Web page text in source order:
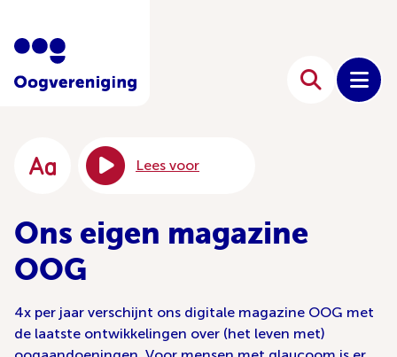
Lees voor
Ons eigen magazine
OOG
4x per jaar verschijnt ons digitale magazine OOG met
de laatste ontwikkelingen over (het leven met)